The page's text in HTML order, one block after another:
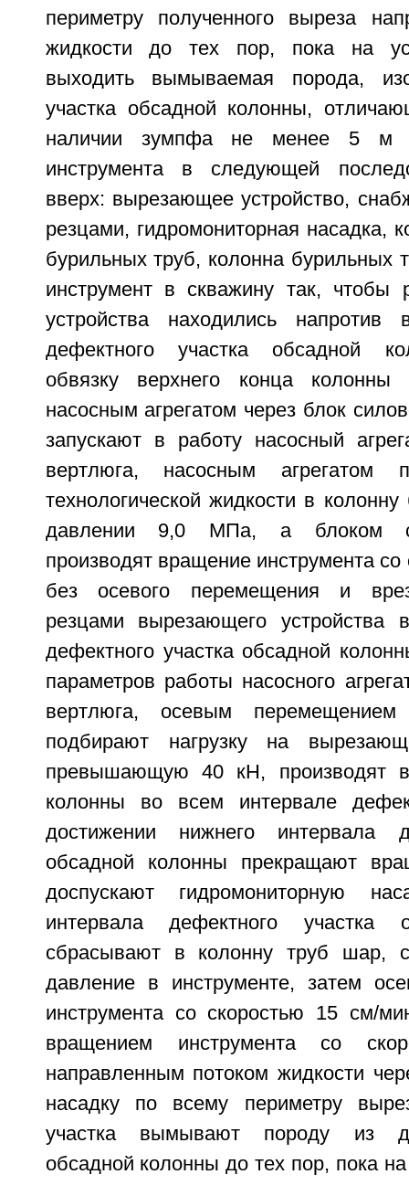
периметру полученного выреза
жидкости до тех пор, пока на
выходить вымываемая порода,
участка обсадной колонны,
наличии зумпфа не менее 5 м
инструмента в следующей
вверх: вырезающее устройство,
резцами, гидромониторная насадка,
бурильных труб, колонна бурильных
инструмент в скважину так, чтобы
устройства находились напротив
дефектного участка обсадной
обвязку верхнего конца
насосным агрегатом через блок
запускают в работу насосный
вертлюга, насосным агрегатом
технологической жидкости в
давлении 9,0 МПа, а блоком
производят вращение инструмента
без осевого перемещения и
резцами вырезающего устройства
дефектного участка обсадной
параметров работы насосного
вертлюга, осевым перемещением
подбирают нагрузку на
превышающую 40 кН, производят
колонны во всем интервале
достижении нижнего интервала
обсадной колонны прекращают
доспускают гидромониторную
интервала дефектного участка
сбрасывают в колонну труб шар,
давление в инструменте, затем
инструмента со скоростью 15 см/
вращением инструмента со
направленным потоком жидкости
насадку по всему периметру
участка вымывают породу из
обсадной колонны до тех пор, пока на